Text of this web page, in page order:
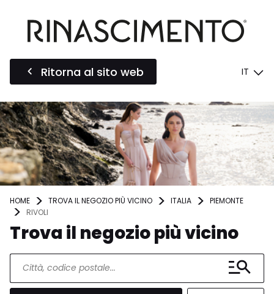
Ritorna al sito web IT
HOME TROVA IL NEGOZIO PIÙ VICINO ITALIA
PIEMONTE
RIVOLI
Trova il negozio più vicino